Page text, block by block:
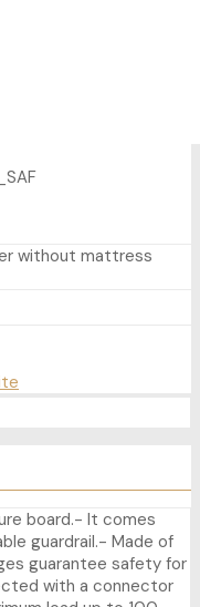
without mattress
board.- It comes
guardrail.- Made of
guarantee safety for
with a connector